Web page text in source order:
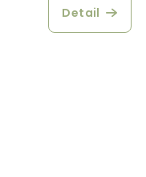
Detail